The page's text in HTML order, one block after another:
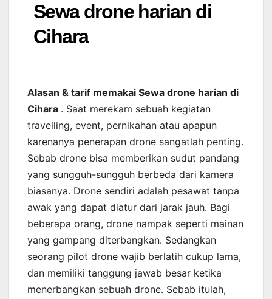
Sewa drone harian di
Cihara
Alasan & tarif memakai Sewa drone harian di
Cihara . Saat merekam sebuah kegiatan
travelling, event, pernikahan atau apapun
karenanya penerapan drone sangatlah penting.
Sebab drone bisa memberikan sudut pandang
yang sungguh-sungguh berbeda dari kamera
biasanya. Drone sendiri adalah pesawat tanpa
awak yang dapat diatur dari jarak jauh. Bagi
beberapa orang, drone nampak seperti mainan
yang gampang diterbangkan. Sedangkan
seorang pilot drone wajib berlatih cukup lama,
dan memiliki tanggung jawab besar ketika
menerbangkan sebuah drone. Sebab itulah,